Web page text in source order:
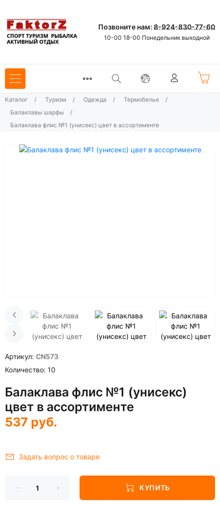
Позвоните нам: 8-924-830-77-60
10-00 18-00 Понедельник выходной
Каталог / Туризм / Одежда / Термобелье
/
Балаклавы шарфы
/
Балаклава флис №1 (унисекс) цвет в ассортименте
Артикул CN573
Количество 10
Балаклава флис №1 (унисекс)
цвет в ассортименте
537 руб.
Задать вопрос о товаре
КУПИТЬ